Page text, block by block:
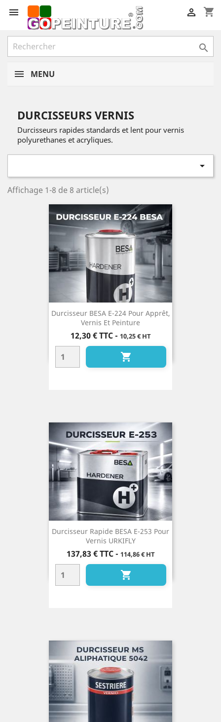
 shopping_cart


MENU
DURCISSEURS VERNIS
Durcisseurs rapides standards et lent pour vernis
polyurethanes et acryliques.

Affichage 1-8 de 8 article(s)
Durcisseur BESA E-224 Pour Apprêt,
Vernis Et Peinture
Prix
12,30 € TTC- 10,25 € HT

Durcisseur Rapide BESA E-253 Pour
Vernis URKIFLY
Prix
137,83 € TTC- 114,86 € HT
